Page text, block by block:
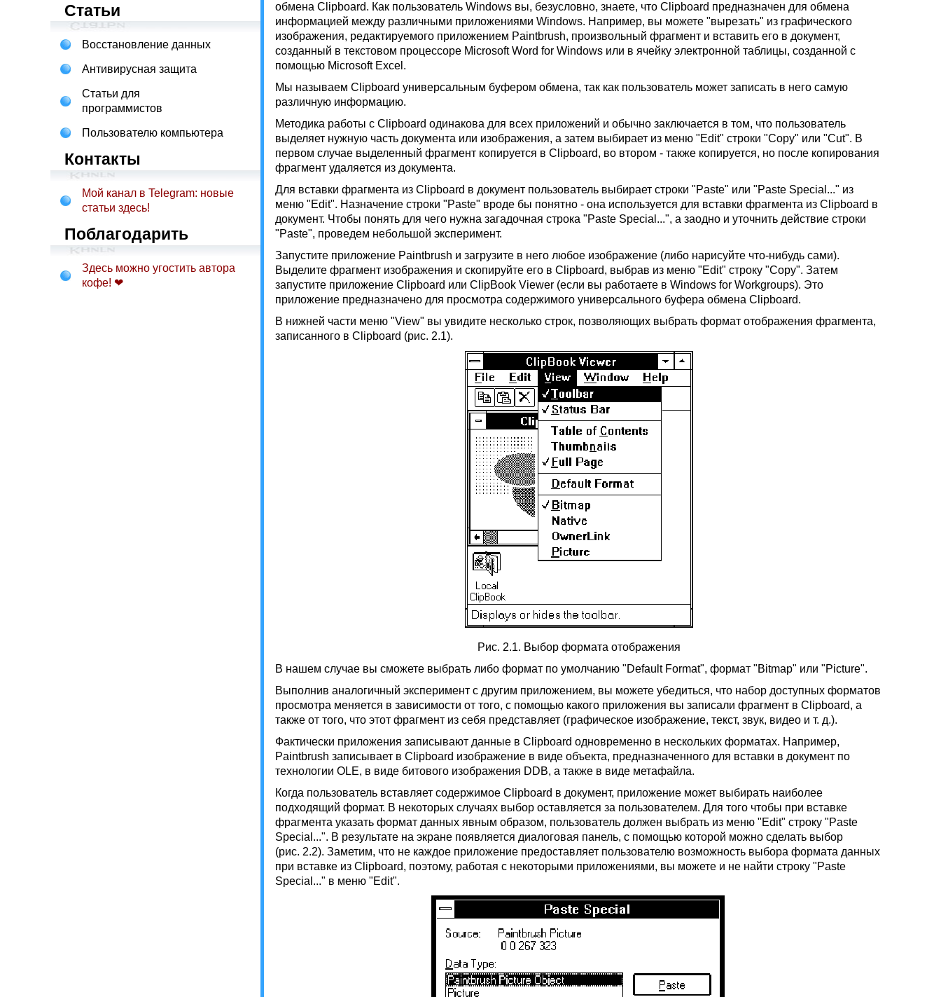
Статьи
Восстановление данных
Антивирусная защита
Статьи для
программистов
Пользователю компьютера
Контакты
Мой канал в Telegram: новые
статьи здесь!
Поблагодарить
Здесь можно угостить автора
кофе! ❤
обмена Clipboard. Как пользователь Windows вы, безусловно, знаете, что Clipboard предназначен для обмена
информацией между различными приложениями Windows. Например, вы можете "вырезать" из графического
изображения, редактируемого приложением Paintbrush, произвольный фрагмент и вставить его в документ,
созданный в текстовом процессоре Microsoft Word for Windows или в ячейку электронной таблицы, созданной с
помощью Microsoft Excel.
Мы называем Clipboard универсальным буфером обмена, так как пользователь может записать в него самую
различную информацию.
Методика работы с Clipboard одинакова для всех приложений и обычно заключается в том, что пользователь
выделяет нужную часть документа или изображения, а затем выбирает из меню "Edit" строки "Copy" или "Cut". В
первом случае выделенный фрагмент копируется в Clipboard, во втором - также копируется, но после копирования
фрагмент удаляется из документа.
Для вставки фрагмента из Clipboard в документ пользователь выбирает строки "Paste" или "Paste Special..." из
меню "Edit". Назначение строки "Paste" вроде бы понятно - она используется для вставки фрагмента из Clipboard в
документ. Чтобы понять для чего нужна загадочная строка "Paste Special...", а заодно и уточнить действие строки
"Paste", проведем небольшой эксперимент.
Запустите приложение Paintbrush и загрузите в него любое изображение (либо нарисуйте что-нибудь сами).
Выделите фрагмент изображения и скопируйте его в Clipboard, выбрав из меню "Edit" строку "Copy". Затем
запустите приложение Clipboard или ClipBook Viewer (если вы работаете в Windows for Workgroups). Это
приложение предназначено для просмотра содержимого универсального буфера обмена Clipboard.
В нижней части меню "View" вы увидите несколько строк, позволяющих выбрать формат отображения фрагмента,
записанного в Clipboard (рис. 2.1).
Рис. 2.1. Выбор формата отображения
В нашем случае вы сможете выбрать либо формат по умолчанию "Default Format", формат "Bitmap" или "Picture".
Выполнив аналогичный эксперимент с другим приложением, вы можете убедиться, что набор доступных форматов
просмотра меняется в зависимости от того, с помощью какого приложения вы записали фрагмент в Clipboard, а
также от того, что этот фрагмент из себя представляет (графическое изображение, текст, звук, видео и т. д.).
Фактически приложения записывают данные в Clipboard одновременно в нескольких форматах. Например,
Paintbrush записывает в Clipboard изображение в виде объекта, предназначенного для вставки в документ по
технологии OLE, в виде битового изображения DDB, а также в виде метафайла.
Когда пользователь вставляет содержимое Clipboard в документ, приложение может выбирать наиболее
подходящий формат. В некоторых случаях выбор оставляется за пользователем. Для того чтобы при вставке
фрагмента указать формат данных явным образом, пользователь должен выбрать из меню "Edit" строку "Paste
Special...". В результате на экране появляется диалоговая панель, с помощью которой можно сделать выбор
(рис. 2.2). Заметим, что не каждое приложение предоставляет пользователю возможность выбора формата данных
при вставке из Clipboard, поэтому, работая с некоторыми приложениями, вы можете и не найти строку "Paste
Special..." в меню "Edit".